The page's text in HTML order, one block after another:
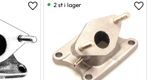
Lägg till i favoriter
2 st i lager